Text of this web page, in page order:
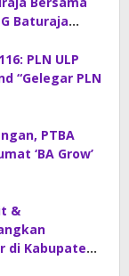
Baturaja
PLN ULP
“Gelegar PLN
PTBA
‘BA Grow’
&
di Kabupaten